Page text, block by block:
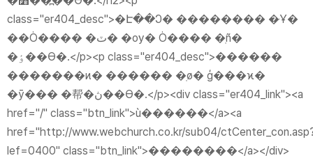
class="er404_desc">�Է��Ͻ� �������� �ּҰ�
��Ȯ���� �ٽ� �ѹ� Ȯ���� �ֽñ�
�ٶ��ϴ�.</p><p class="er404_desc">������
�������ͷ� ������ �ֽø� ģ���ϰ�
�ȳ��� �帮�ڽ��ϴ�.</p><div class="er404_link"><a
href="/" class="btn_link">ù������</a><a
href="http://www.webchurch.co.kr/sub04/
lef=0400" class="btn_link">��������</a></div>